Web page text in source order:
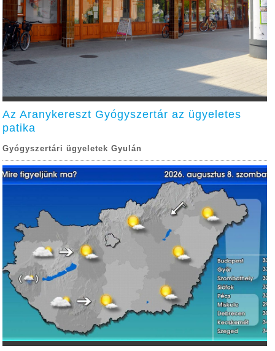
Az Aranykereszt Gyógyszertár az ügyeletes
patika
Gyógyszertári ügyeletek Gyulán